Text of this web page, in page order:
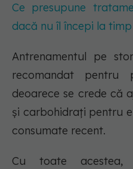
Ce presupune
dacă nu îl începi la timp
Antrenamentul pe
recomandat pentru
deoarece se crede că
și carbohidrați pentru
consumate recent.
Cu toate acestea,